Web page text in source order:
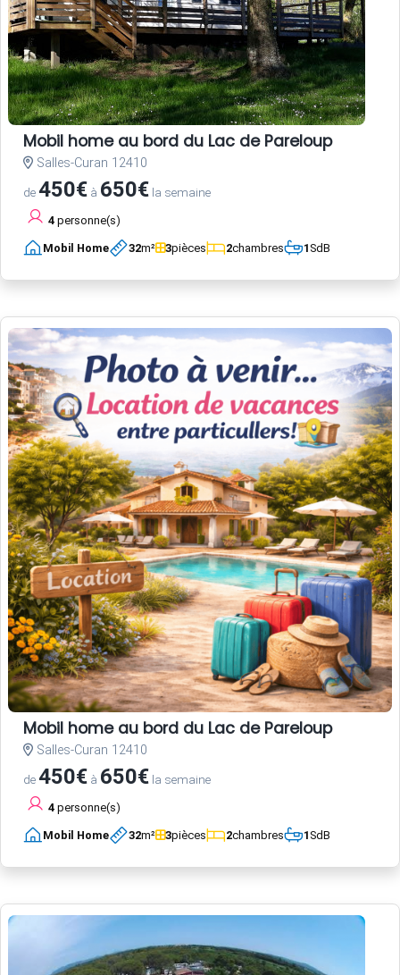
Mobil home au bord du Lac de Pareloup
Salles-Curan 12410
de450€ à 650€ la semaine
4 personne(s)
Mobil Home 32m² 3pièces 2chambres 1SdB
Mobil home au bord du Lac de Pareloup
Salles-Curan 12410
de450€ à 650€ la semaine
4 personne(s)
Mobil Home 32m² 3pièces 2chambres 1SdB